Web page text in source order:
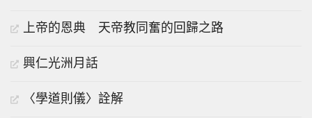
上帝的恩典 天帝教同奮的回歸之路
興仁光洲月話
〈學道則儀〉詮解